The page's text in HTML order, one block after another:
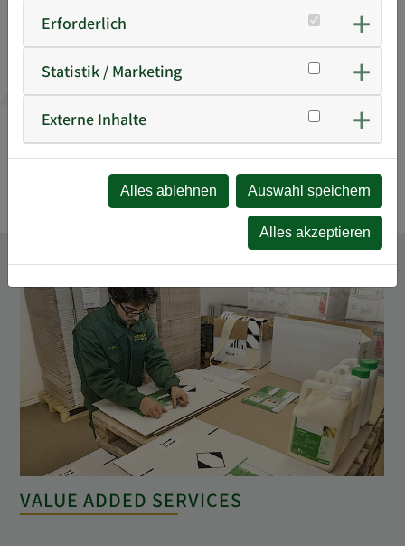
Manche Güter brauchen besonders viel Sicherheit.
Neben der Gefahrgutberatung und dem
Gefahrguttransport übernehmen wir für Sie die
sichere Lagerung von Gefahrstoffen in unserem
Gefahrstofflager mit 17.000 Palettenstellplätzen.
VALUE ADDED SERVICES
Erforderlich
Statistik / Marketing
Externe Inhalte
Alles ablehnen Auswahl speichern
Alles akzeptieren